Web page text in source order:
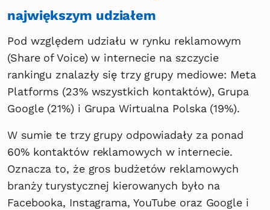
największym udziałem
Pod względem udziału w rynku reklamowym
(Share of Voice) w internecie na szczycie
rankingu znalazły się trzy grupy mediowe: Meta
Platforms (23% wszystkich kontaktów), Grupa
Google (21%) i Grupa Wirtualna Polska (19%).
W sumie te trzy grupy odpowiadały za ponad
60% kontaktów reklamowych w internecie.
Oznacza to, że gros budżetów reklamowych
branży turystycznej kierowanych było na
Facebooka, Instagrama, YouTube oraz Google i